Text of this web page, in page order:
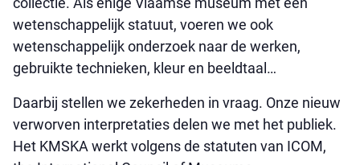
wetenschappelijk statuut, voeren we ook
wetenschappelijk onderzoek naar de werken,
gebruikte technieken, kleur en beeldtaal…
Daarbij stellen we zekerheden in vraag. Onze nieuw
verworven interpretaties delen we met het publiek.
Het KMSKA werkt volgens de statuten van ICOM,